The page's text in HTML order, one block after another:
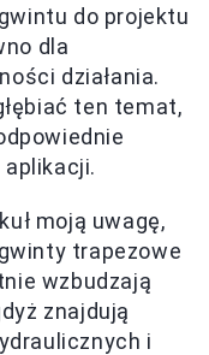
do projektu
dla
działania.
ten temat,
moją uwagę,
trapezowe
wzbudzają
znajdują
i